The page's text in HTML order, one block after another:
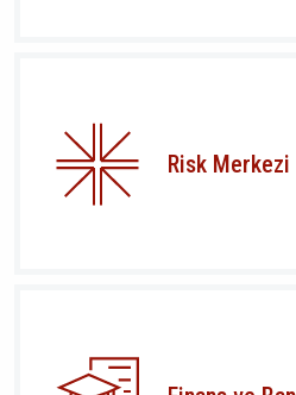
Risk Merkezi